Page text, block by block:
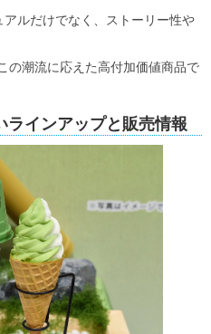
アルだけでなく、ストーリー性や
の潮流に応えた高付加価値商品で
ラインアップと販売情報